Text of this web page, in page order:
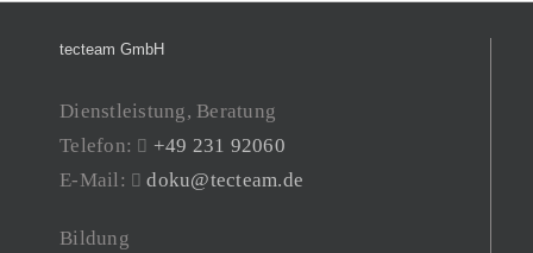
tecteam GmbH
Dienstleistung, Beratung
Telefon:
+49 231 92060
E-Mail:
doku@tecteam.de
Bildung